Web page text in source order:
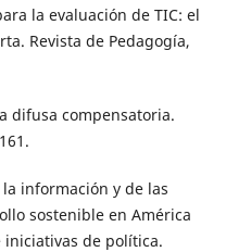
la evaluación de TIC: el
Revista de Pedagogía,
difusa compensatoria.
la información y de las
sostenible en América
iniciativas de política.